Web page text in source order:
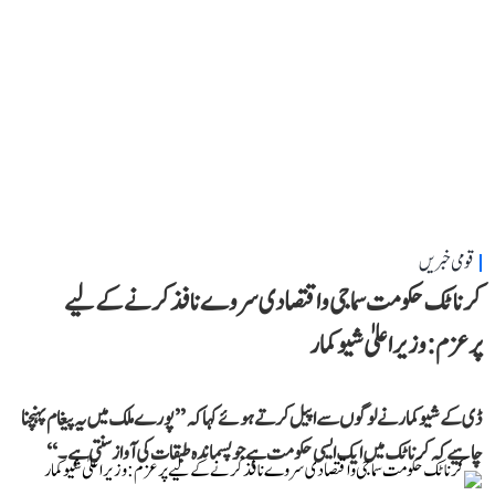
قومی خبریں
کرناٹک حکومت سماجی و اقتصادی سروے نافذ کرنے کے لیے
پرعزم: وزیر اعلیٰ شیوکمار
ڈی کے شیوکمار نے لوگوں سے اپیل کرتے ہوئے کہا کہ ’’پورے ملک میں یہ پیغام پہنچنا
چاہیے کہ کرناٹک میں ایک ایسی حکومت ہے جو پسماندہ طبقات کی آواز سنتی ہے۔‘‘